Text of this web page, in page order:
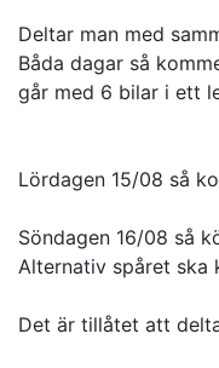
Deltar man med
Båda dagar så
går med 6 bilar i ett
Lördagen 15/08 så
Söndagen 16/08 så
Alternativ spåret ska
Det är tillåtet att